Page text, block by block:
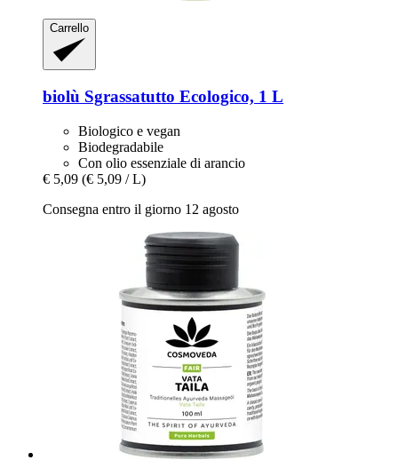
Carrello
biolù Sgrassatutto Ecologico, 1 L
Biologico e vegan
Biodegradabile
Con olio essenziale di arancio
€ 5,09 (€ 5,09 / L)
Consegna entro il giorno 12 agosto